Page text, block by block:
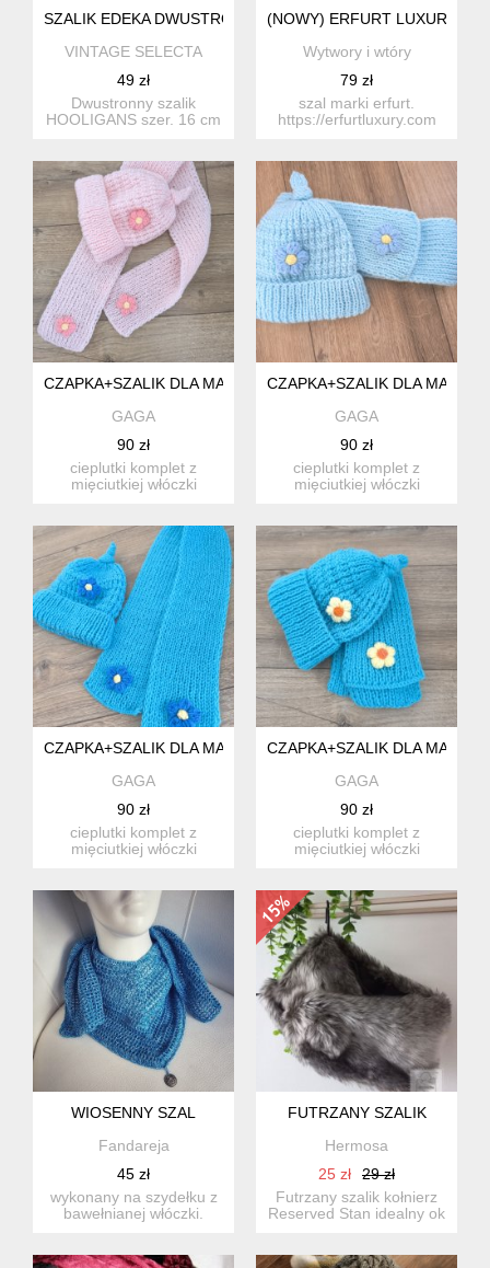
SZALIK EDEKA DWUSTRONNY
VINTAGE SELECTA
49 zł
Dwustronny szalik
HOOLIGANS szer. 16 cm
(NOWY) ERFURT LUXURY
Wytwory i wtóry
79 zł
szal marki erfurt.
https://erfurtluxury.com
CZAPKA+SZALIK DLA MALUSZKA:)
GAGA
90 zł
cieplutki komplet z
mięciutkiej włóczki
CZAPKA+SZALIK DLA
GAGA
90 zł
cieplutki komplet z
mięciutkiej włóczki
CZAPKA+SZALIK DLA MALUSZKA:)
GAGA
90 zł
cieplutki komplet z
mięciutkiej włóczki
CZAPKA+SZALIK DLA
GAGA
90 zł
cieplutki komplet z
mięciutkiej włóczki
WIOSENNY SZAL
Fandareja
45 zł
wykonany na szydełku z
bawełnianej włóczki.
FUTRZANY SZALIK
Hermosa
25 zł
29 zł
Futrzany szalik kołnierz
Reserved Stan idealny ok